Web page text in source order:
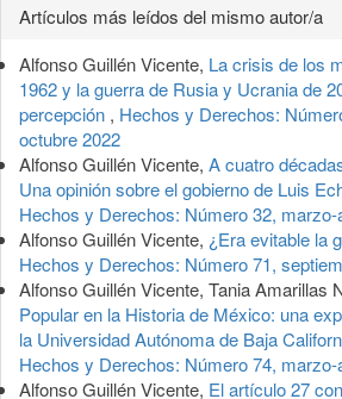
Detalles
del
artículo
Artículos más leídos del mismo autor/a
Alfonso Guillén Vicente, La crisis de los
1962 y la guerra de Rusia y Ucrania de
percepción , Hechos y Derechos:
octubre 2022
Alfonso Guillén Vicente, A cuatro
Una opinión sobre el gobierno de Luis
Hechos y Derechos: Número 32, marzo-
Alfonso Guillén Vicente, ¿Era evitable la
Hechos y Derechos: Número 71,
Alfonso Guillén Vicente, Tania Amarillas
Popular en la Historia de México: una
la Universidad Autónoma de Baja
Hechos y Derechos: Número 74, marzo-
Alfonso Guillén Vicente, El artículo 27